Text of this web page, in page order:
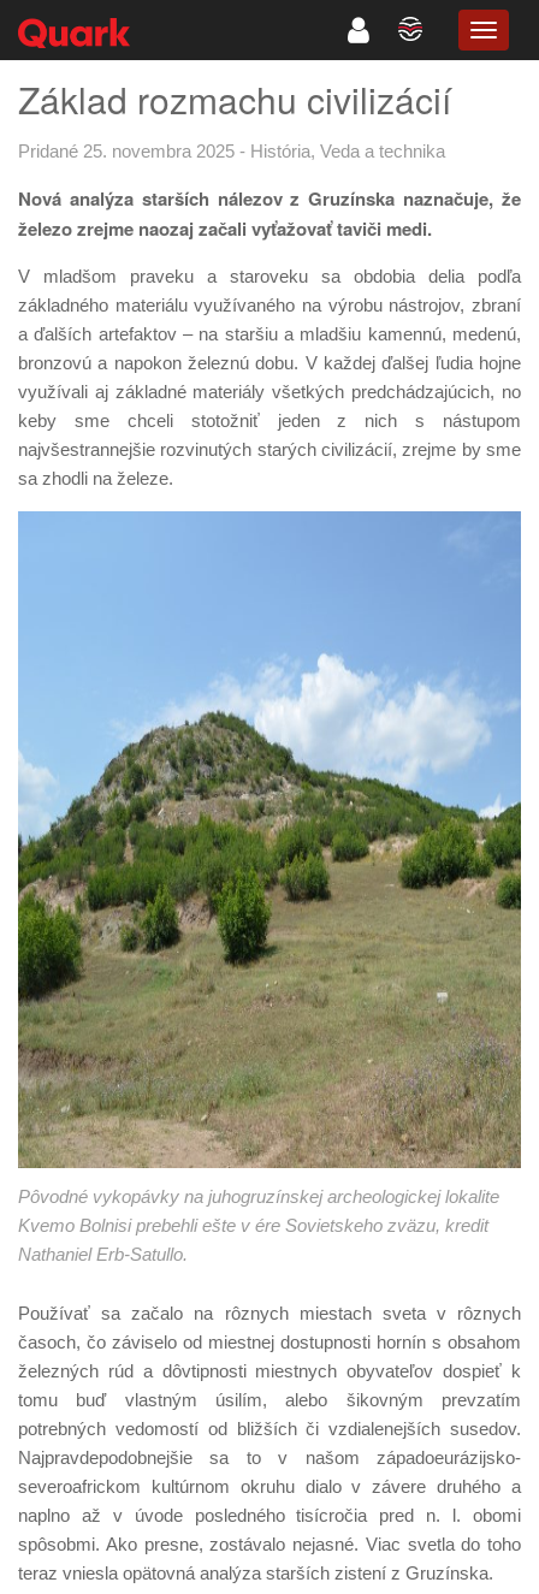
Základ rozmachu civilizácií
Pridané 25. novembra 2025 - História, Veda a technika
Nová analýza starších nálezov z Gruzínska naznačuje, že
železo zrejme naozaj začali vyťažovať taviči medi.
V mladšom praveku a staroveku sa obdobia delia podľa
základného materiálu využívaného na výrobu nástrojov, zbraní
a ďalších artefaktov – na staršiu a mladšiu kamennú, medenú,
bronzovú a napokon železnú dobu. V každej ďalšej ľudia hojne
využívali aj základné materiály všetkých predchádzajúcich, no
keby sme chceli stotožniť jeden z nich s nástupom
najvšestrannejšie rozvinutých starých civilizácií, zrejme by sme
sa zhodli na železe.
Pôvodné vykopávky na juhogruzínskej archeologickej lokalite
Kvemo Bolnisi prebehli ešte v ére Sovietskeho zväzu, kredit
Nathaniel Erb-Satullo.
Používať sa začalo na rôznych miestach sveta v rôznych
časoch, čo záviselo od miestnej dostupnosti hornín s obsahom
železných rúd a dôvtipnosti miestnych obyvateľov dospieť k
tomu buď vlastným úsilím, alebo šikovným prevzatím
potrebných vedomostí od bližších či vzdialenejších susedov.
Najpravdepodobnejšie sa to v našom západoeurázijsko-
severoafrickom kultúrnom okruhu dialo v závere druhého a
naplno až v úvode posledného tisícročia pred n. l. obomi
spôsobmi. Ako presne, zostávalo nejasné. Viac svetla do toho
teraz vniesla opätovná analýza starších zistení z Gruzínska.